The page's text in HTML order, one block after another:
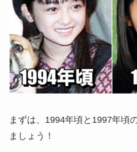
まずは、1994年頃と1997年頃
ましょう！